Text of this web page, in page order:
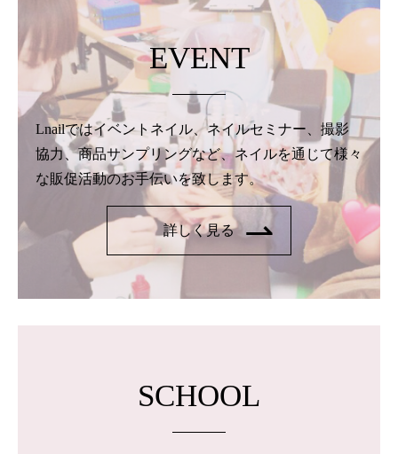
EVENT
Lnailではイベントネイル、ネイルセミナー、撮影
協力、商品サンプリングなど、ネイルを通じて様々
な販促活動のお手伝いを致します。
詳しく見る
SCHOOL